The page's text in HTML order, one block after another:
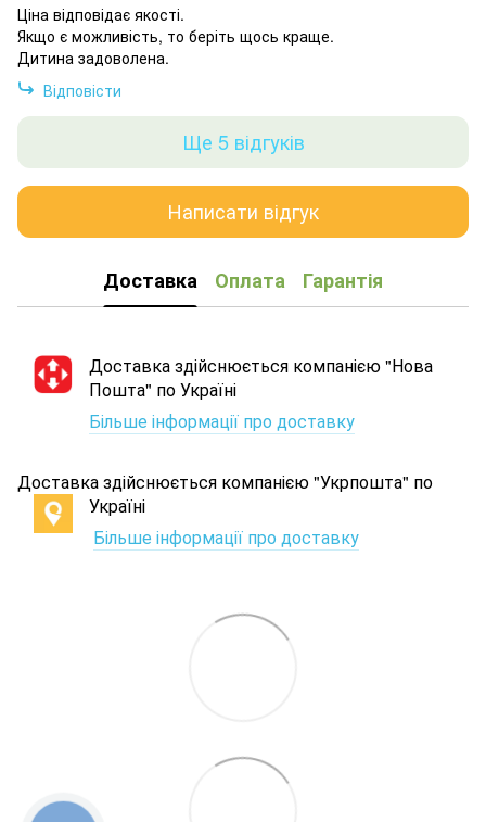
Ціна відповідає якості.
Якщо є можливість, то беріть щось краще.
Дитина задоволена.
Відповісти
Ще 5 відгуків
Написати відгук
Доставка Оплата Гарантія
Доставка здійснюється компанією "Нова
Пошта" по Україні
Більше інформації про доставку
Доставка здійснюється компанією "Укрпошта" по
Україні
Більше інформації про доставку